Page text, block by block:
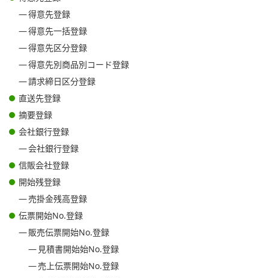
得意先登録
得意先一括登録
得意先区分登録
得意先別商品別コード登録
請求締日区分登録
直送先登録
摘要登録
会社銀行登録
会社銀行登録
信販会社登録
開始残登録
売掛金残高登録
伝票開始No.登録
販売伝票開始No.登録
見積書開始始No.登録
売上伝票開始No.登録